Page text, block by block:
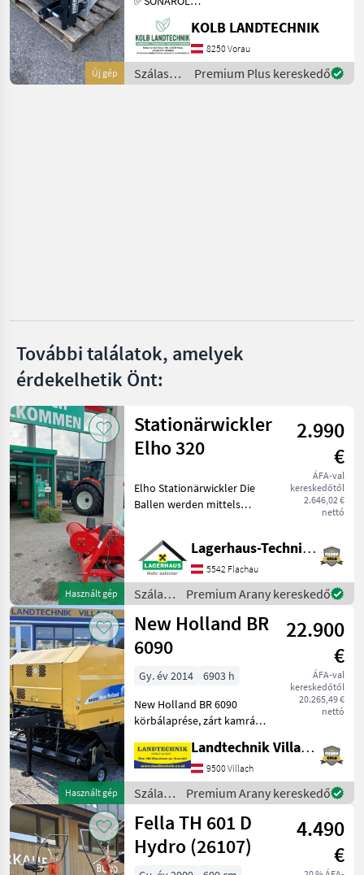
Göweil
Bressel & Lade
Stekro
Új gép
Rundballengreifer CBE 1500
✅Lieferung Österreichweit
möglich ✅3-Punkt und
Euro Kombi-Aufnahme
✅150cm Öffnungsweite
KOLB LANDTECHNIK
8250 Vorau
Szálastakarmány
betakarítók
Premium Plus kereskedő
További találatok, amelyek
érdekelhetik Önt:
Használt gép
Stationärwickler
Elho 320
2.990
€
ÁFA-val
kereskedőtől
2.646,02 €
nettó
Elho Stationärwickler Die
Ballen werden mittels
anschließend gewickelt. *
1xDW Steuergerät
erforderlich * elektro
Lagerhaus-Technik Flachau
5542 Flachau
Szálastakarmány
betakarítók
/ Elho
Premium Arany kereskedő
Használt gép
New Holland BR
6090
22.900
€
ÁFA-val
kereskedőtől
20.265,49 €
nettó
Gy. év 2014
6903 h
New Holland BR 6090
körbálaprése, zárt kamrás
bálákhoz, 15 késes rotoros
vágómű, Bale Command
Plus komfortos
kezelőpanel, hálós kötés,
széles fe
Landtechnik Villach GmbH
9500 Villach
Szálastakarmány
betakarítók
/ New
Holland
Premium Arany kereskedő
Fella TH 601 D
Hydro (26107)
4.490
€